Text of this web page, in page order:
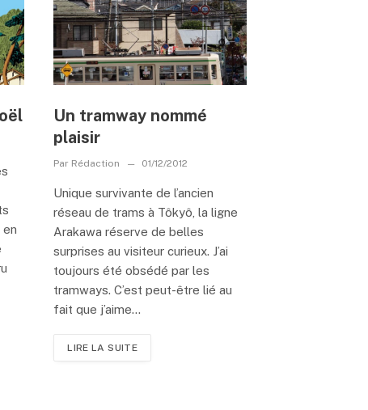
en
Un tramway nommé
plaisir
Par Rédaction 01/12/2012
Unique survivante de l’ancien
réseau de trams à Tôkyô, la ligne
Arakawa réserve de belles
surprises au visiteur curieux. J’ai
toujours été obsédé par les
tramways. C’est peut-être lié au
fait que j’aime...
LIRE LA SUITE